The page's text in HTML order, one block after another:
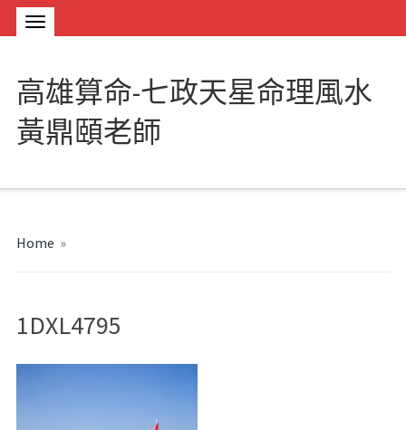
高雄算命-七政天星命理風水
黃鼎頤老師
Home »
1DXL4795